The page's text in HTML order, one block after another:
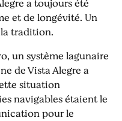
a toujours été
et de longévité. Un
tradition.
un système lagunaire
de Vista Alegre a
situation
navigables étaient le
pour le